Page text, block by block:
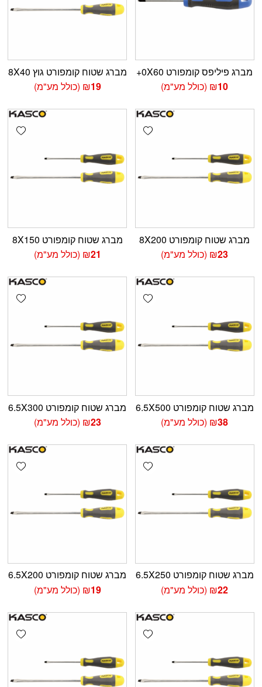
מברג פיליפס קומפורט 0X60+
₪10 (כולל מע"מ)
מברג שטוח קומפורט גוץ 8X40
₪19 (כולל מע"מ)
Add wishlist
מברג שטוח קומפורט 8X200
₪23 (כולל מע"מ)
מברג שטוח קומפורט 8X150
₪21 (כולל מע"מ)
Add wishlist
מברג שטוח קומפורט 6.5X500
₪38 (כולל מע"מ)
מברג שטוח קומפורט 6.5X300
₪23 (כולל מע"מ)
Add wishlist
מברג שטוח קומפורט 6.5X250
₪22 (כולל מע"מ)
מברג שטוח קומפורט 6.5X200
₪19 (כולל מע"מ)
Add wishlist